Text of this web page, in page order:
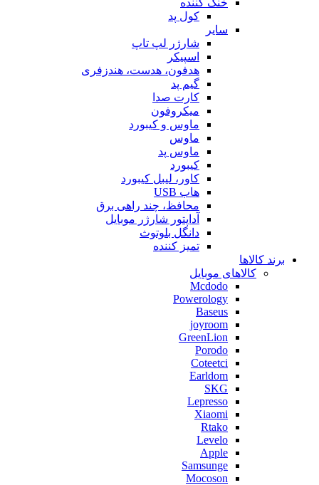
خنک کننده
کول پد
سایر
شارژر لپ تاپ
اسپیکر
هدفون، هدست، هندزفری
گیم پد
کارت صدا
میکروفون
ماوس و کیبورد
ماوس
ماوس پد
کیبورد
کاور، لیبل کیبورد
هاب USB
محافظ، چند راهی برق
آداپتور شارژر موبایل
دانگل بلوتوث
تمیز کننده
برند کالاها
کالاهای موبایل
Mcdodo
Powerology
Baseus
joyroom
GreenLion
Porodo
Coteetci
Earldom
SKG
Lepresso
Xiaomi
Rtako
Levelo
Apple
Samsunge
Mocoson